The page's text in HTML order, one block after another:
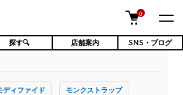
0
探す🔍 店舗案内 SNS・ブログ
シューズ
ディファイド モンクストラップ